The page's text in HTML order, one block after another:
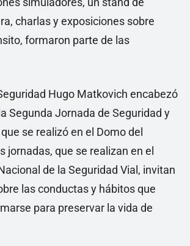
charlas y exposiciones sobre
formaron parte de las
Hugo Matkovich encabezó
Segunda Jornada de Seguridad y
se realizó en el Domo del
jornadas, que se realizan en el
de la Seguridad Vial, invitan
las conductas y hábitos que
para preservar la vida de